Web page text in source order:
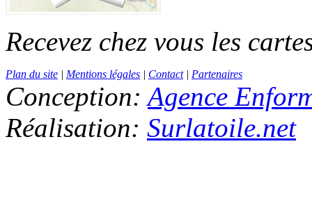
Recevez chez vous les
Plan du site | Mentions légales | Contact| Partenaires
Conception:Agence
Réalisation: Surlatoile.net